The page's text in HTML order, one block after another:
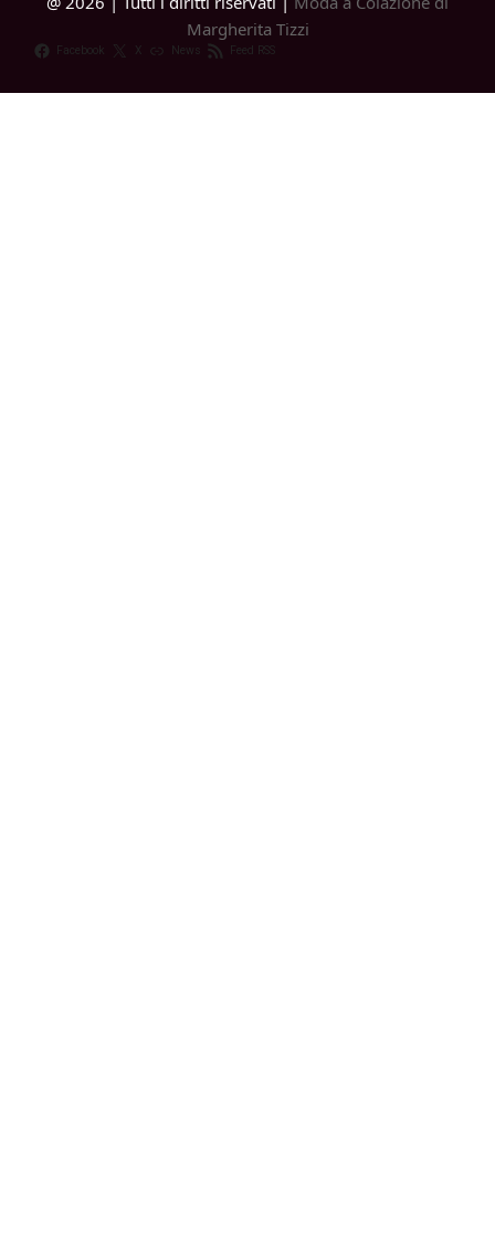
Margherita Tizzi
Facebook X News Feed RSS